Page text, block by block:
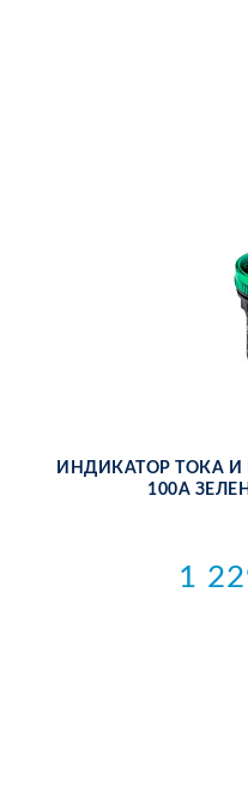
ИН­ДИ­КА­ТОР ТО­КА И
100A
1